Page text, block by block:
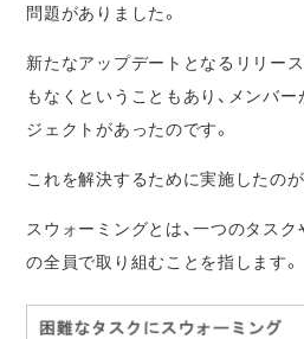
問題がありました。
新たなアップデートとなるリリー
もなくということもあり、メンバ
ジェクトがあったのです。
これを解決するために実施したの
スウォーミングとは、一つのタス
の全員で取り組むことを指します。